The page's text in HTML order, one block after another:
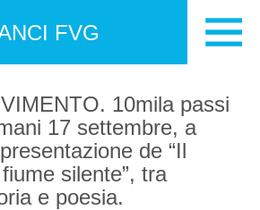
FVG
10mila passi
17 settembre, a
de “Il
silente”, tra
e poesia.